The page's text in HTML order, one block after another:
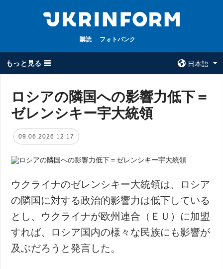
購読 フォトバンク
もっと見る ☰
日本語
全てのトピック
被占領地
政治
防衛
社会・文化
スポーツ
犯罪
事故・緊急事態
ウクルインフォ
ルム
コンタクト
ロシアの隣国への影響力低下＝
ゼレンシキー宇大統領
09.06.2026 12:17
ウクライナのゼレンシキー大統領は、ロシア
の隣国に対する政治的影響力は低下している
とし、ウクライナが欧州連合（ＥＵ）に加盟
すれば、ロシア国内の様々な民族にも影響が
及ぶだろうと発言した。